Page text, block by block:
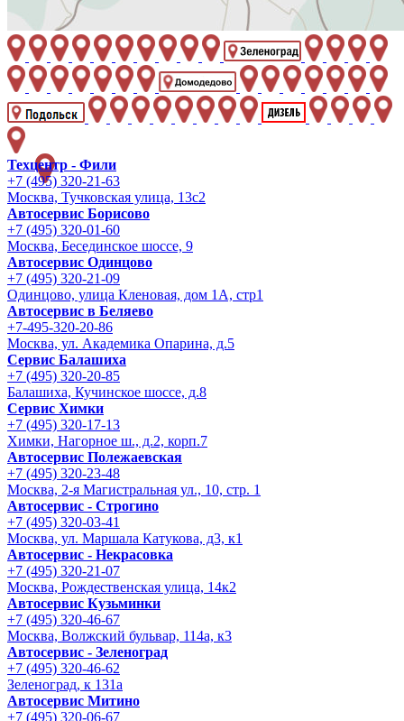
Техцентр - Фили
+7 (495) 320-21-63
Москва, Тучковская улица, 13с2
Автосервис Борисово
+7 (495) 320-01-60
Москва, Бесединское шоссе, 9
Автосервис Одинцово
+7 (495) 320-21-09
Одинцово, улица Кленовая, дом 1А, стр1
Автосервис в Беляево
+7-495-320-20-86
Москва, ул. Академика Опарина, д.5
Сервис Балашиха
+7 (495) 320-20-85
Балашиха, Кучинское шоссе, д.8
Сервис Химки
+7 (495) 320-17-13
Химки, Нагорное ш., д.2, корп.7
Автосервис Полежаевская
+7 (495) 320-23-48
Москва, 2-я Магистральная ул., 10, стр. 1
Автосервис - Строгино
+7 (495) 320-03-41
Москва, ул. Маршала Катукова, д3, к1
Автосервис - Некрасовка
+7 (495) 320-21-07
Москва, Рождественская улица, 14к2
Автосервис Кузьминки
+7 (495) 320-46-67
Москва, Волжский бульвар, 114а, к3
Автосервис - Зеленоград
+7 (495) 320-46-62
Зеленоград, к 131а
Автосервис Митино
+7 (495) 320-06-67